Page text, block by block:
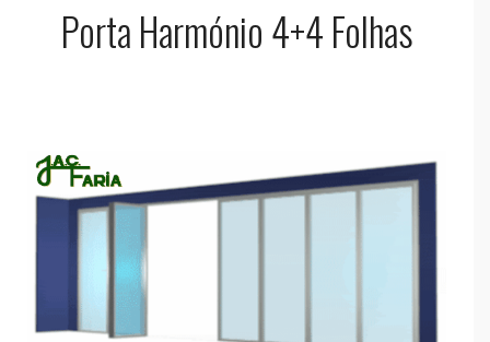
Porta Harmónio 4+4 Folhas